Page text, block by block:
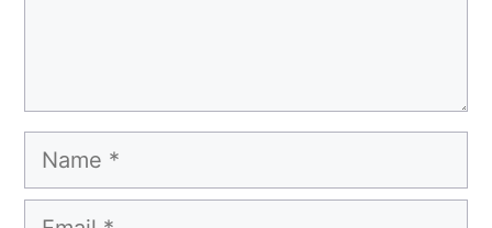
Name
Email